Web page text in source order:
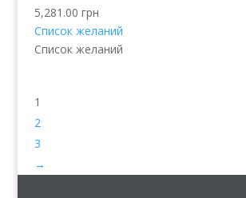
5,281.00 грн
Список желаний
Список желаний
1
2
3
→